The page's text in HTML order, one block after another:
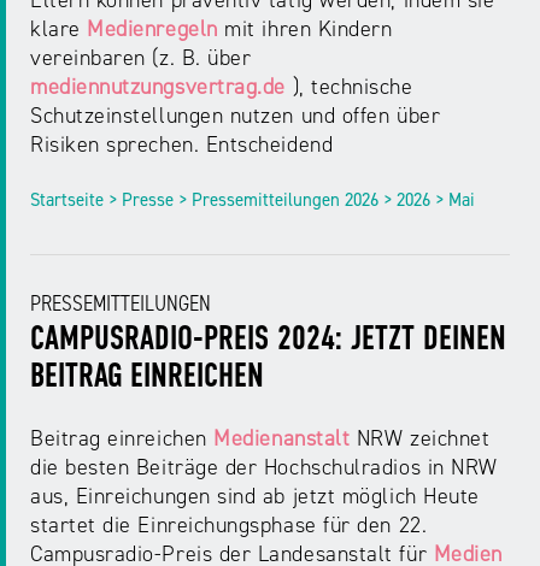
klare Medienregeln mit ihren Kindern
vereinbaren (z. B. über
mediennutzungsvertrag.de ), technische
Schutzeinstellungen nutzen und offen über
Risiken sprechen. Entscheidend
Startseite > Presse > Pressemitteilungen 2026 > 2026 > Mai
PRESSEMITTEILUNGEN
CAMPUSRADIO-PREIS 2024: JETZT DEINEN
BEITRAG EINREICHEN
Beitrag einreichen Medienanstalt NRW zeichnet
die besten Beiträge der Hochschulradios in NRW
aus, Einreichungen sind ab jetzt möglich Heute
startet die Einreichungsphase für den 22.
Campusradio-Preis der Landesanstalt für Medien